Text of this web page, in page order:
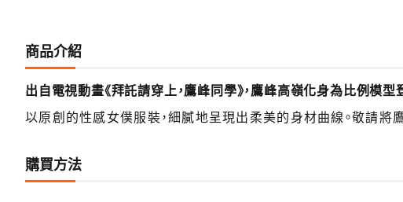
商品介紹
出自電視動畫《拜託請穿上，鷹峰同學》，鷹峰高嶺化身為比例模型
以原創的性感女僕服裝，細膩地呈現出柔美的身材曲線。敬請將
購買方法